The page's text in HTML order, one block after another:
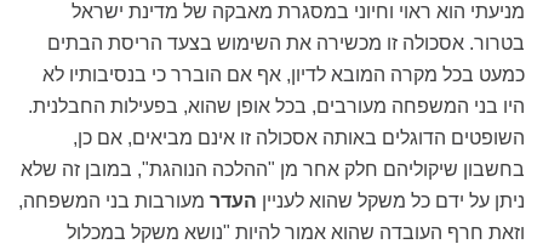
מניעתי הוא ראוי וחיוני במסגרת מאבקה של מדינת ישראל
בטרור. אסכולה זו מכשירה את השימוש בצעד הריסת הבתים
כמעט בכל מקרה המובא לדיון, אף אם הוברר כי בנסיבותיו לא
היו בני המשפחה מעורבים, בכל אופן שהוא, בפעילות החבלנית.
השופטים הדוגלים באותה אסכולה זו אינם מביאים, אם כן,
בחשבון שיקוליהם חלק אחר מן "ההלכה הנוהגת", במובן זה שלא
ניתן על ידם כל משקל שהוא לעניין העדר מעורבות בני המשפחה,
וזאת חרף העובדה שהוא אמור להיות "נושא משקל במכלול